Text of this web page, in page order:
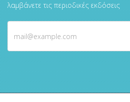
λαμβάνετε τις περιοδικές εκδόσεις